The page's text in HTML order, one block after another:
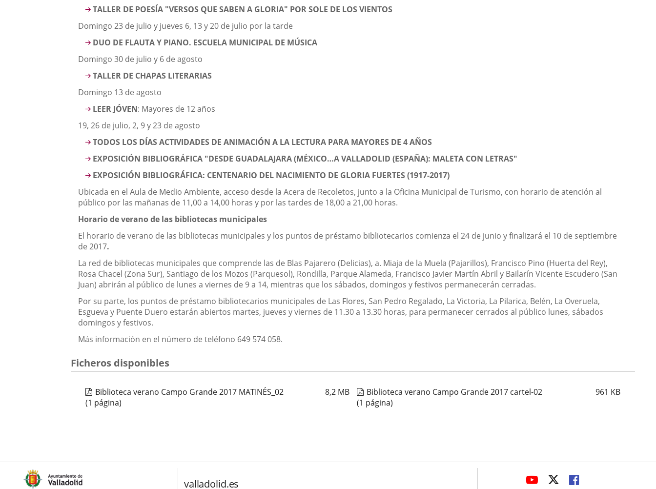
TALLER DE POESÍA "VERSOS QUE SABEN A GLORIA" POR SOLE DE LOS VIENTOS
Domingo 23 de julio y jueves 6, 13 y 20 de julio por la tarde
DUO DE FLAUTA Y PIANO. ESCUELA MUNICIPAL DE MÚSICA
Domingo 30 de julio y 6 de agosto
TALLER DE CHAPAS LITERARIAS
Domingo 13 de agosto
LEER JÓVEN: Mayores de 12 años
19, 26 de julio, 2, 9 y 23 de agosto
TODOS LOS DÍAS ACTIVIDADES DE ANIMACIÓN A LA LECTURA PARA MAYORES DE 4 AÑOS
EXPOSICIÓN BIBLIOGRÁFICA "DESDE GUADALAJARA (MÉXICO…A VALLADOLID (ESPAÑA): MALETA CON LETRAS"
EXPOSICIÓN BIBLIOGRÁFICA: CENTENARIO DEL NACIMIENTO DE GLORIA FUERTES (1917-2017)
Ubicada en el Aula de Medio Ambiente, acceso desde la Acera de Recoletos, junto a la Oficina Municipal de Turismo, con horario de atención al
público por las mañanas de 11,00 a 14,00 horas y por las tardes de 18,00 a 21,00 horas.
Horario de verano de las bibliotecas municipales
El horario de verano de las bibliotecas municipales y los puntos de préstamo bibliotecarios comienza el 24 de junio y finalizará el 10 de septiembre
de 2017.
La red de bibliotecas municipales que comprende las de Blas Pajarero (Delicias), a. Miaja de la Muela (Pajarillos), Francisco Pino (Huerta del Rey),
Rosa Chacel (Zona Sur), Santiago de los Mozos (Parquesol), Rondilla, Parque Alameda, Francisco Javier Martín Abril y Bailarín Vicente Escudero (San
Juan) abrirán al público de lunes a viernes de 9 a 14, mientras que los sábados, domingos y festivos permanecerán cerradas.
Por su parte, los puntos de préstamo bibliotecarios municipales de Las Flores, San Pedro Regalado, La Victoria, La Pilarica, Belén, La Overuela,
Esgueva y Puente Duero estarán abiertos martes, jueves y viernes de 11.30 a 13.30 horas, para permanecer cerrados al público lunes, sábados
domingos y festivos.
Más información en el número de teléfono 649 574 058.
Ficheros disponibles
Biblioteca verano Campo Grande 2017 MATINÉS_02 8,2 MB
(1 página)
Biblioteca verano Campo Grande 2017 cartel-02 961 KB
(1 página)
valladolid.es
ENLACEENLACEENLACE